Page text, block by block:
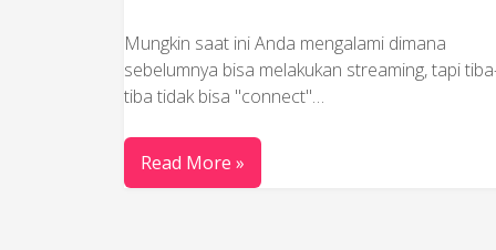
Mungkin saat ini Anda mengalami dimana
sebelumnya bisa melakukan streaming, tapi
tiba tidak bisa "connect"…
Read More »